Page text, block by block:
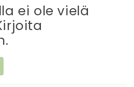
ei ole vielä